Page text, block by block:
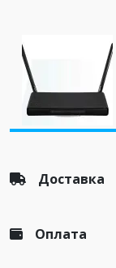
Доставка
Оплата